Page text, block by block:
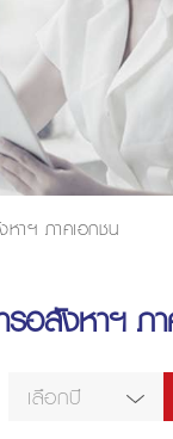
หาฯ ภาคเอกชน
รอสังหาฯ ภ
เลือกปี